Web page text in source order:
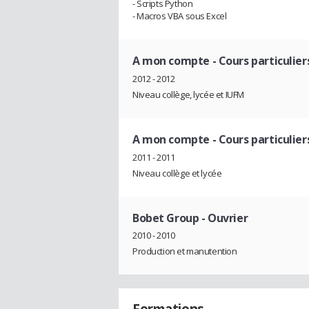
- Scripts Python
- Macros VBA sous Excel
A mon compte - Cours
2012 - 2012
Niveau collège, lycée et IUFM
A mon compte - Cours
2011 - 2011
Niveau collège et lycée
Bobet Group - Ouvrier
2010 - 2010
Production et manutention